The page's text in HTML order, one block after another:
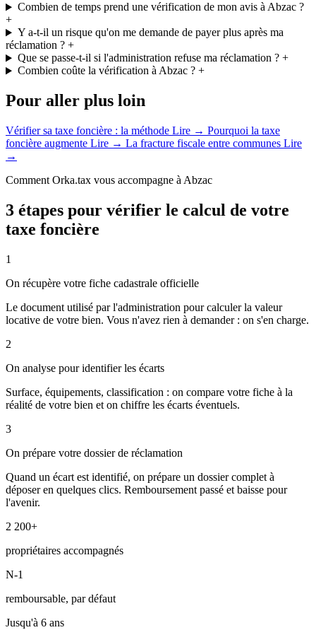
Combien de temps prend une vérification de mon avis à Abzac ?
+
Y a-t-il un risque qu'on me demande de payer plus après ma
réclamation ? +
Que se passe-t-il si l'administration refuse ma réclamation ?+
Combien coûte la vérification à Abzac ?+
Pour aller plus loin
Vérifier sa taxe foncière : la méthode Lire → Pourquoi la taxe
foncière augmente Lire → La fracture fiscale entre communes Lire
→
Comment Orka.tax vous accompagne à Abzac
3 étapes pour vérifier le calcul de votre
taxe foncière
1
On récupère votre fiche cadastrale officielle
Le document utilisé par l'administration pour calculer la valeur
locative de votre bien. Vous n'avez rien à demander : on s'en charge.
2
On analyse pour identifier les écarts
Surface, équipements, classification : on compare votre fiche à la
réalité de votre bien et on chiffre les écarts éventuels.
3
On prépare votre dossier de réclamation
Quand un écart est identifié, on prépare un dossier complet à
déposer en quelques clics. Remboursement passé et baisse pour
l'avenir.
2 200+
propriétaires accompagnés
N-1
remboursable, par défaut
Jusqu'à 6 ans